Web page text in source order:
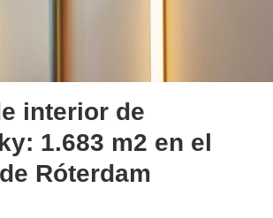
interior de
1.683 m2 en el
Róterdam